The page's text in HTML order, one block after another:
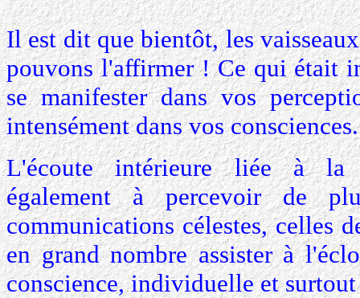
Il est dit que bientôt, les
pouvons l'affirmer ! Ce qui était
se manifester dans vos
intensément dans vos consciences.
L'écoute intérieure liée à la
également à percevoir de
communications célestes, celles
en grand nombre assister à
conscience, individuelle et